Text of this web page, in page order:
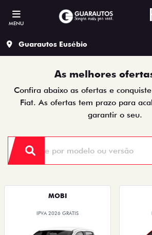
MENU
Guarautos Eusébio
As melhores
Confira abaixo as ofertas e
Fiat. As ofertas tem prazo para
garantir o seu.
MOBI
IPVA 2026 GRÁTIS